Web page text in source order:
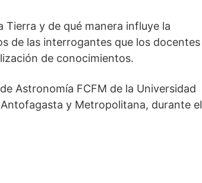
y de qué manera influye la
de las interrogantes que los docentes
de conocimientos.
Astronomía FCFM de la Universidad
y Metropolitana, durante el